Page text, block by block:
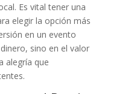
Es vital tener una
elegir la opción más
en un evento
sino en el valor
alegría que